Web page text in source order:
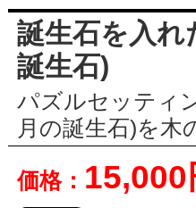
誕生石を入れ
誕生石)
パズルセッティ
月の誕生石)を木
価格： 15,000